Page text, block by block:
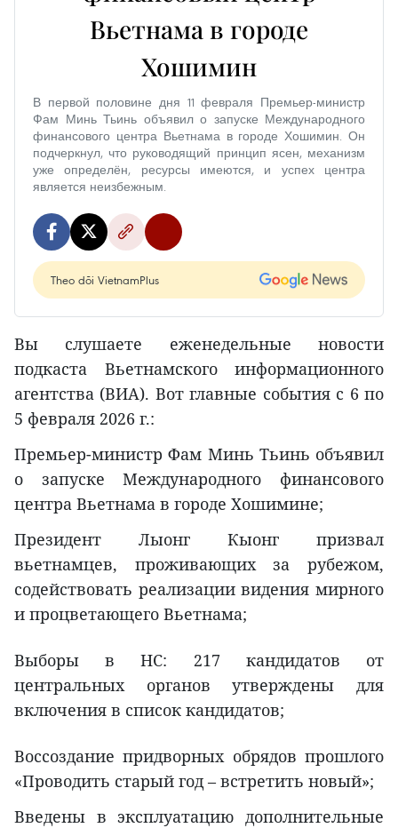
Вьетнама в городе
Хошимин
В первой половине дня 11 февраля Премьер-министр
Фам Минь Тьинь объявил о запуске Международного
финансового центра Вьетнама в городе Хошимин. Он
подчеркнул, что руководящий принцип ясен, механизм
уже определён, ресурсы имеются, и успех центра
является неизбежным.
Theo dõi VietnamPlus
Вы слушаете еженедельные новости
подкаста Вьетнамского информационного
агентства (ВИА). Вот главные события с 6 по
5 февраля 2026 г.:
Премьер-министр Фам Минь Тьинь объявил
о запуске Международного финансового
центра Вьетнама в городе Хошимине;
Президент Лыонг Кыонг призвал
вьетнамцев, проживающих за рубежом,
содействовать реализации видения мирного
и процветающего Вьетнама;
Выборы в НС: 217 кандидатов от
центральных органов утверждены для
включения в список кандидатов;
Воссоздание придворных обрядов прошлого
«Проводить старый год – встретить новый»;
Введены в эксплуатацию дополнительные